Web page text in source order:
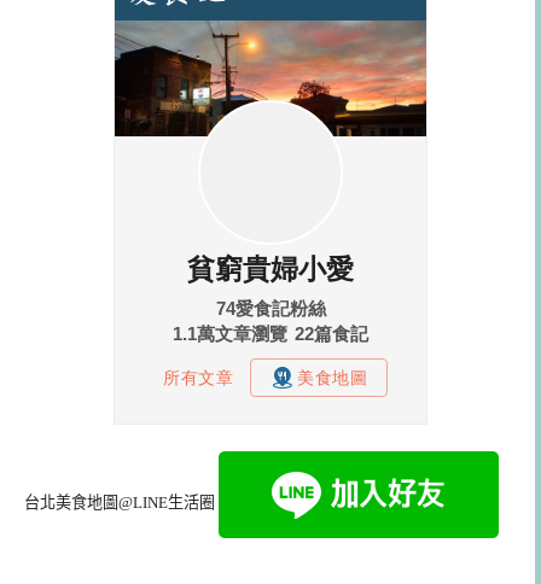
台北美食地圖@LINE生活圈